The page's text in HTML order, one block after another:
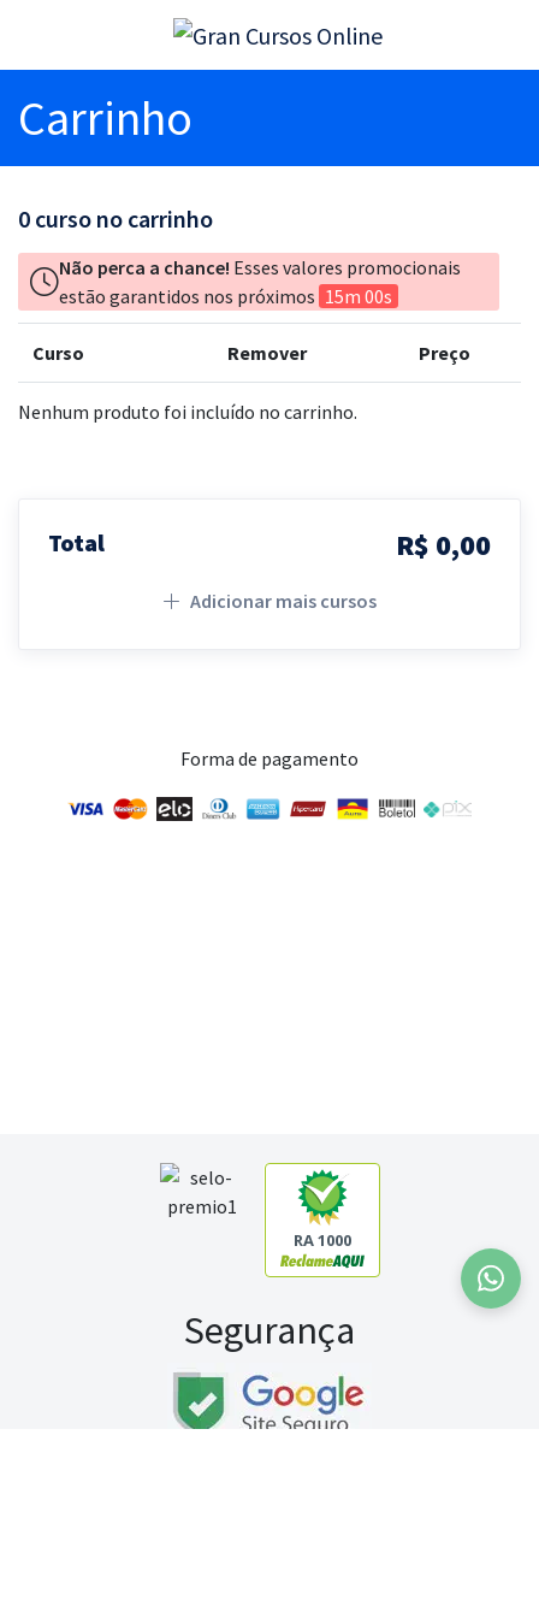
Carrinho
0 curso no carrinho
Não perca a chance! Esses valores promocionais
estão garantidos nos próximos 15m 00s
Curso Remover Preço
Nenhum produto foi incluído no carrinho.
Total R$ 0,00
Adicionar mais cursos
Forma de pagamento
RA 1000
Segurança